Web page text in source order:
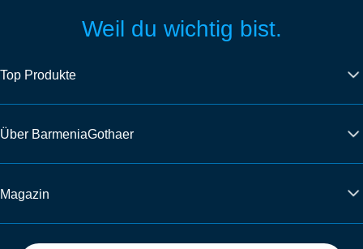
Weil du wichtig bist.
Top Produkte
Über BarmeniaGothaer
Magazin